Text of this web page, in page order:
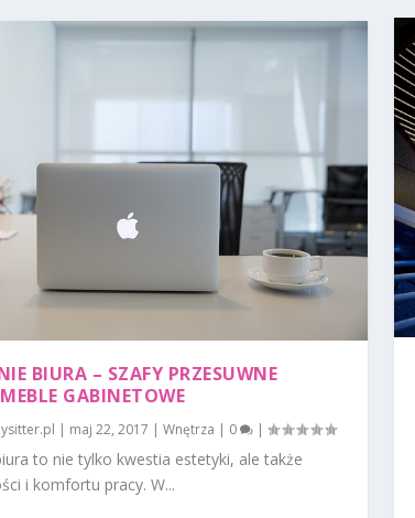
BIURA – SZAFY PRZESUWNE
GABINETOWE
| maj 22, 2017 |Wnętrza | 0 |
to nie tylko kwestia estetyki, ale także
i komfortu pracy. W...